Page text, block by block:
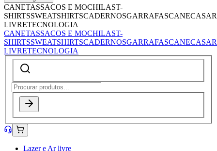
CANETASSACOS E MOCHILAST-
SHIRTSSWEATSHIRTSCADERNOSGARRAFASCANECASAR
LIVRETECNOLOGIA
CANETASSACOS E MOCHILAST-
SHIRTSSWEATSHIRTSCADERNOSGARRAFASCANECASAR
LIVRETECNOLOGIA
Lazer e Ar livre